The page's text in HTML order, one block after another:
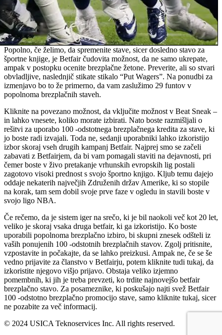
Popolno, če želimo, da spremenite stave, sicer dosledno stavo za
športne knjige, je Betfair čudovita možnost, da ne samo ukrepate,
ampak v postopku ocenite brezplačne žetone. Preverite, ali so stvari
obvladljive, naslednjič stikate stikalo “Put Wagers”. Na ponudbi za
izmenjavo bo to že primerno, da vam zaslužimo 29 funtov v
popolnoma brezplačnih staveh.
Kliknite na povezano možnost, da vključite možnost v Beat Sneak –
in lahko vnesete, koliko morate izbirati. Nato boste razmišljali o
rešitvi za uporabo 100 -odstotnega brezplačnega kredita za stave, ki
jo boste radi izvajali. Toda ne, sedanji uporabniki lahko izkoristijo
izbor skoraj vseh drugih kampanj Betfair. Najprej smo se začeli
zabavati z Betfairjem, da bi vam pomagali staviti na dejavnosti, pri
čemer boste v živo pretakanje vrhunskih evropskih lig postali
zagotovo visoki prednost s svojo športno knjigo. Kljub temu dajejo
oddaje nekaterih največjih Združenih držav Amerike, ki so stopile
na korak, tam sem dobil svoje prve faze v ogledu in stavili boste v
svojo ligo NBA.
Če rečemo, da je sistem iger na srečo, ki je bil naokoli več kot 20 let,
veliko je skoraj vsaka druga betfair, ki ga izkoristijo. Ko boste
uporabili popolnoma brezplačno izbiro, bi skupni znesek odšteli iz
vaših ponujenih 100 -odstotnih brezplačnih stavov. Zgolj pritisnite,
vzpostavite in počakajte, da se lahko preizkusi. Ampak ne, če se še
vedno prijavite za članstvo v Betfairju, potem kliknite tudi tukaj, da
izkoristite njegovo višjo prijavo. Obstaja veliko izjemno
pomembnih, ki jih je treba prevzeti, ko trdite najnovejšo betfair
brezplačno stavo. Za posameznike, ki poskušajo najti svež Betfair
100 -odstotno brezplačno promocijo stave, samo kliknite tukaj, sicer
ne pozabite za več informacij.
© 2024 USICA Teknoservices Inc. All rights reserved.